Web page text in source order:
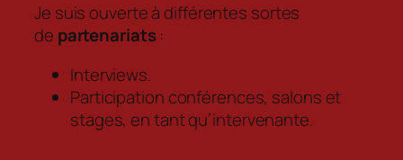
Je suis ouverte à différentes sortes
de partenariats:
Interviews.
Participation conférences, salons et
stages, en tant qu’intervenante.